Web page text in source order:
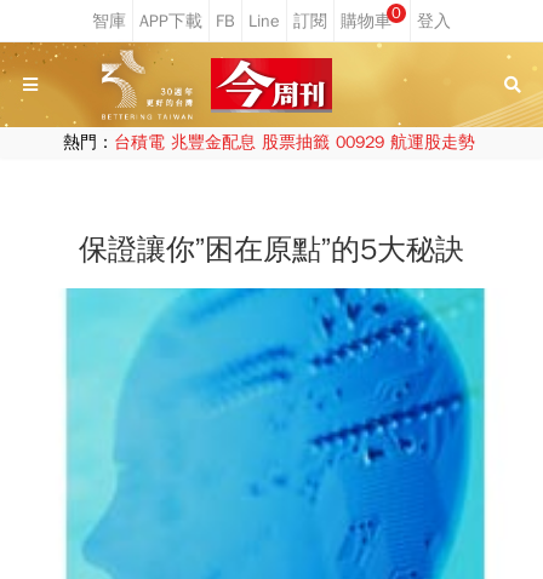
0
熱門： 台積電 兆豐金配息 股票抽籤 00929 航運股走勢
保證讓你”困在原點”的5大秘訣